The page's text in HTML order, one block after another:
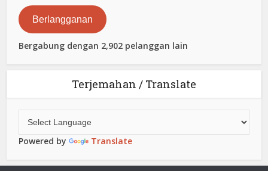
Elektronik
Berlangganan
Bergabung dengan 2,902 pelanggan lain
Terjemahan / Translate
Powered by Translate